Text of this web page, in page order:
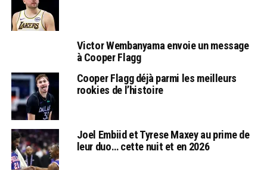
Victor Wembanyama envoie un message
à Cooper Flagg
Cooper Flagg déjà parmi les meilleurs
rookies de l’histoire
Joel Embiid et Tyrese Maxey au prime de
leur duo… cette nuit et en 2026